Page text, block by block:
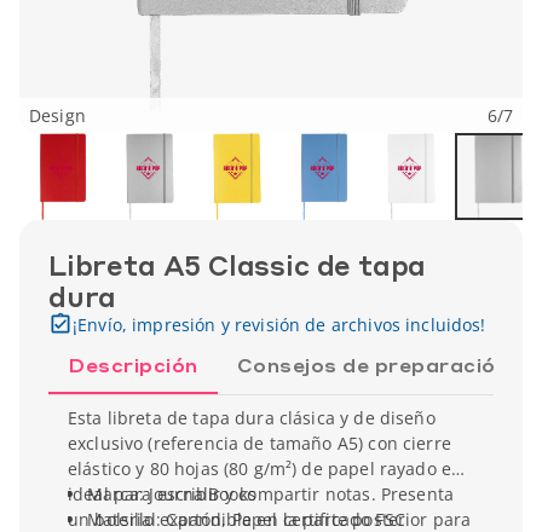
Design 6/7
Libreta A5 Classic de tapa
dura
¡Envío, impresión y revisión de archivos incluidos!
Descripción Consejos de preparación
Esta libreta de tapa dura clásica y de diseño
exclusivo (referencia de tamaño A5) con cierre
elástico y 80 hojas (80 g/m²) de papel rayado es
ideal para escribir y compartir notas. Presenta
un bolsillo expandible en la parte posterior para
Marca: JournalBooks
Material: Cartón, Papel certificado FSC